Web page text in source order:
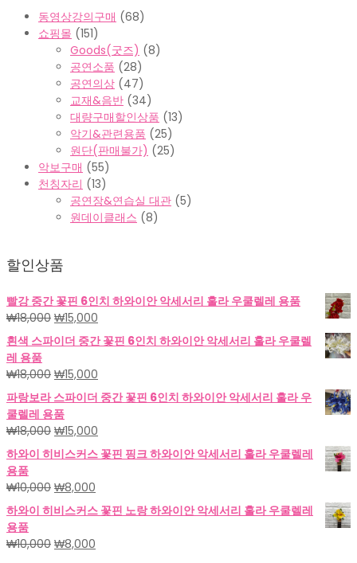
동영상강의구매 (68)
쇼핑몰 (151)
Goods(굿즈) (8)
공연소품 (28)
공연의상 (47)
교재&음반 (34)
대량구매할인상품 (13)
악기&관련용품 (25)
원단(판매불가) (25)
악보구매 (55)
천칭자리 (13)
공연장&연습실 대관 (5)
원데이클래스 (8)
할인상품
빨강 중간 꽃핀 6인치 하와이안 악세서리 훌라 우쿨렐레 용품
₩18,000 원
래
가
격:
₩18,000.
₩15,000
재
가
₩15,000.
흰색 스파이더 중간 꽃핀 6인치 하와이안 악세서리 훌라 우쿨렐
레 용품
₩18,000 원
래
가
격:
₩18,000.
₩15,000
재
가
₩15,000.
파랑보라 스파이더 중간 꽃핀 6인치 하와이안 악세서리 훌라 우
쿨렐레 용품
₩18,000 원
래
가
격:
₩18,000.
₩15,000
재
가
하와이 히비스커스 꽃핀 핑크 하와이안 악세서리 훌라 우쿨렐레
용품
₩10,000 원
래
가
격:
₩10,000.
₩8,000
재
가
₩8,000.
하와이 히비스커스 꽃핀 노랑 하와이안 악세서리 훌라 우쿨렐레
용품
₩10,000 원
₩8,000